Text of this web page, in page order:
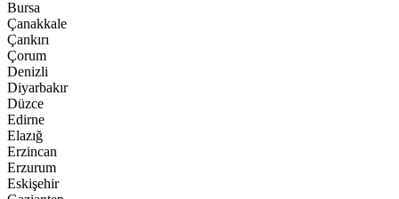
Bursa
Çanakkale
Çankırı
Çorum
Denizli
Diyarbakır
Düzce
Edirne
Elazığ
Erzincan
Erzurum
Eskişehir